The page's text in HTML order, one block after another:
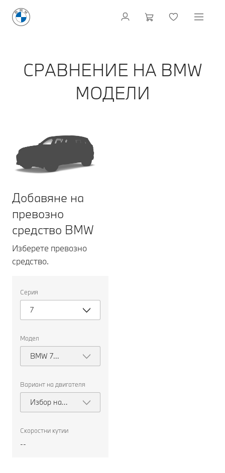
СРАВНЕНИЕ НА BMW
МОДЕЛИ
Добавяне на
превозно
средство BMW
Изберете превозно
средство.
превозно
средство.
Серия
7
Модел
BMW 7
Series
Вариант на двигателя
Избор на
вариант на
Скоростни кутии
--